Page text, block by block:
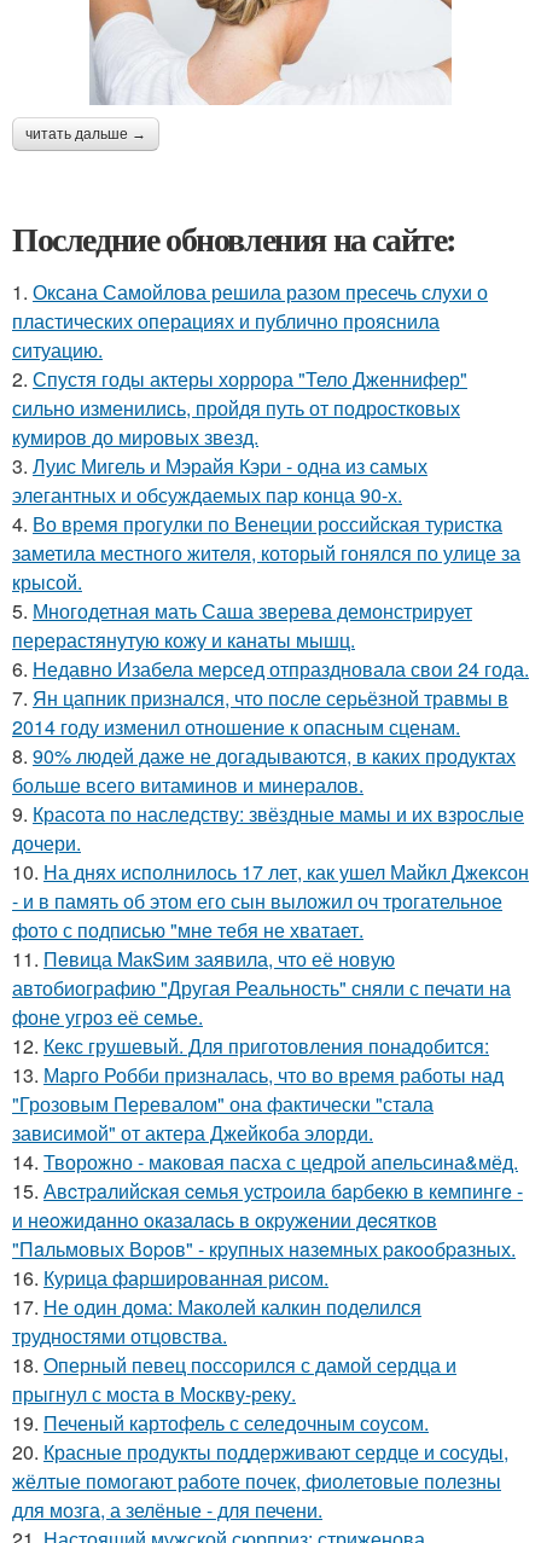
читать дальше →
Последние обновления на сайте:
1. Оксана Самойлова решила разом пресечь слухи о
пластических операциях и публично прояснила
ситуацию.
2. Спустя годы актеры хоррора "Тело Дженнифер"
сильно изменились, пройдя путь от подростковых
кумиров до мировых звезд.
3. Луис Мигель и Мэрайя Кэри - одна из самых
элегантных и обсуждаемых пар конца 90-х.
4. Во время прогулки по Венеции российская туристка
заметила местного жителя, который гонялся по улице за
крысой.
5. Многодетная мать Саша зверева демонстрирует
перерастянутую кожу и канаты мышц.
6. Недавно Изабела мерсед отпраздновала свои 24 года.
7. Ян цапник признался, что после серьёзной травмы в
2014 году изменил отношение к опасным сценам.
8. 90% людей даже не догадываются, в каких продуктах
больше всего витаминов и минералов.
9. Красота по наследству: звёздные мамы и их взрослые
дочери.
10. На днях исполнилось 17 лет, как ушел Майкл Джексон
- и в память об этом его сын выложил оч трогательное
фото с подписью "мне тебя не хватает.
11. Пeвица MакSим заявила, что её новую
автобиографию "Другая Реальность" сняли с печати на
фоне угроз её семье.
12. Кекс грушевый. Для приготовления понадобится:
13. Марго Робби призналась, что во время работы над
"Грозовым Перевалом" она фактически "стала
зависимой" от актера Джейкоба элорди.
14. Творожно - маковая пасха с цедрой апельсина&мёд.
15. Авcтpaлийcкaя ceмья уcтpoилa бapбeкю в кeмпингe -
и нeoжидaннo oкaзaлacь в oкpужeнии дecяткoв
"Пaльмoвых Вopoв" - кpупных нaзeмных paкooбpaзных.
16. Курица фаршированная рисом.
17. Не один дома: Маколей калкин поделился
трудностями отцовства.
18. Оперный певец поссорился с дамой сердца и
прыгнул с моста в Москву-реку.
19. Печеный картофель с селедочным соусом.
20. Красные продукты поддерживают сердце и сосуды,
жёлтые помогают работе почек, фиолетовые полезны
для мозга, а зелёные - для печени.